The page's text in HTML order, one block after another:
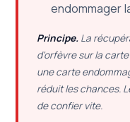
endommager
Principe. La
d'orfèvre sur la
une carte
réduit les chances.
de confier vite.